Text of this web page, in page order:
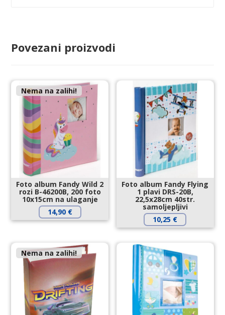
Povezani proizvodi
Nema na zalihi!
Foto album Fandy Wild 2
rozi B-46200B, 200 foto
10x15cm na ulaganje
14,90 €
Foto album Fandy Flying
1 plavi DRS-20B,
22,5x28cm 40str.
samoljepljivi
10,25 €
Nema na zalihi!